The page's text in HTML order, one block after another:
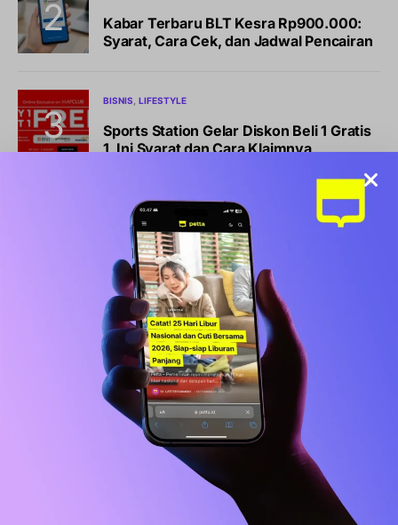
Kabar Terbaru BLT Kesra Rp900.000:
Syarat, Cara Cek, dan Jadwal Pencairan
BISNIS LIFESTYLE
Sports Station Gelar Diskon Beli 1 Gratis
1, Ini Syarat dan Cara Klaimnya
OLAHRAGA
Debut Manis Mitchell Baker, Hattrick
Bawa Indonesia Gulung Kamboja 5-1
NEWS
Pemkot Makassar Tunda Sanksi
Pemilahan Sampah, Pilih Cara Ini Dulu